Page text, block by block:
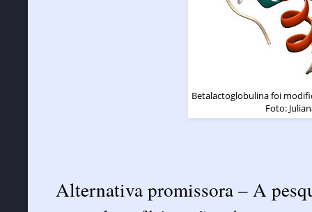
Betalactoglobulina foi
Foto:
Alternativa promissora – A